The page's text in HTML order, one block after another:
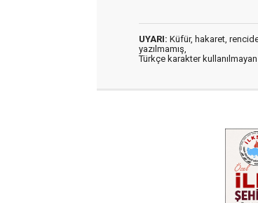
UYARI: Küfür, hakaret,
yazılmamış,
Türkçe karakter